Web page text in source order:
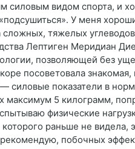
силовым видом спорта, и
У меня
тяжелых углеводов,
Лептиген Меридиан
позволяющей без
посоветовала знакомая,
силовые показатели в
максимум 5 килограмм,
физические
раньше не видела,
побочных